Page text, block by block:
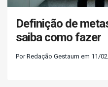
Definição de
saiba como fazer
Por Redação Gestaum em 11/